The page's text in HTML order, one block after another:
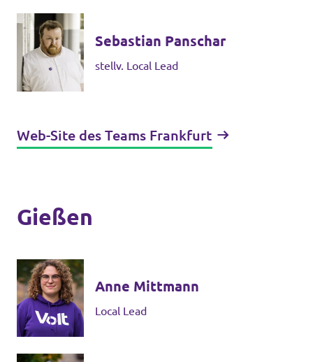
Sebastian Panschar
stellv. Local Lead
Web-Site des Teams Frankfurt
Gießen
Anne Mittmann
Local Lead